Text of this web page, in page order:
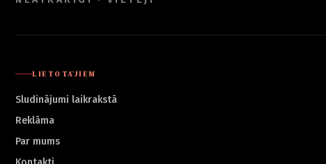
LIETOTĀJIEM
Sludinājumi laikrakstā
Reklāma
Par mums